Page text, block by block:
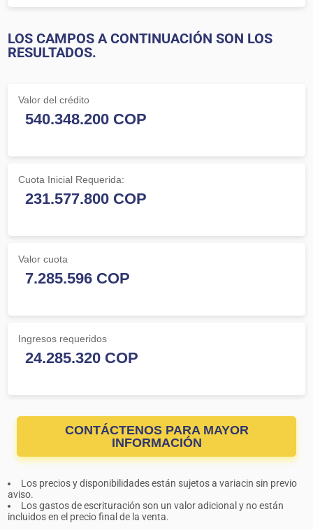
LOS CAMPOS A CONTINUACIÓN SON LOS
RESULTADOS.
Valor del crédito
Cuota Inicial Requerida:
Valor cuota
Ingresos requeridos
CONTÁCTENOS PARA MAYOR
INFORMACIÓN
Los precios y disponibilidades están sujetos a variacin sin previo
aviso.
Los gastos de escrituración son un valor adicional y no están
incluidos en el precio final de la venta.